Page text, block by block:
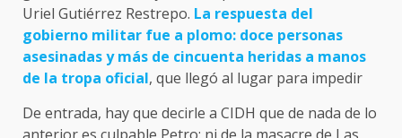
Uriel Gutiérrez Restrepo. La respuesta del
gobierno militar fue a plomo: doce personas
asesinadas y más de cincuenta heridas a manos
de la tropa oficial, que llegó al lugar para impedir
De entrada, hay que decirle a CIDH que de nada de lo